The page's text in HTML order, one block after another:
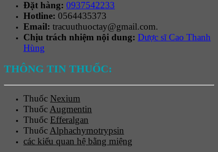
Đặt hàng: 0937542233
Hotline: 0564435373
Email: tracuuthuoctay@gmail.com.
Chịu trách nhiệm nội dung: Dược sĩ Cao Thanh
Hùng
THÔNG TIN THUỐC:
Thuốc Nexium
Thuốc Augmentin
Thuốc Efferalgan
Thuốc Alphachymotrypsin
các kiểu quan hệ bằng miệng